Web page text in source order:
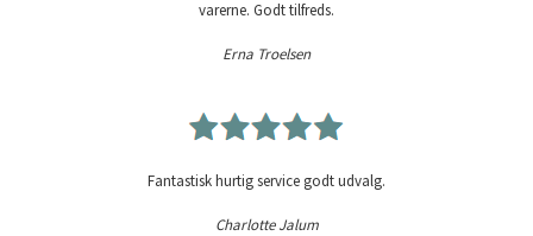
varerne. Godt tilfreds.
Erna Troelsen
Fantastisk hurtig service godt udvalg.
Charlotte Jalum